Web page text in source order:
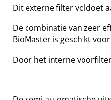
Dit externe filter voldoet
De combinatie van zeer
BioMaster is geschikt
Door het interne